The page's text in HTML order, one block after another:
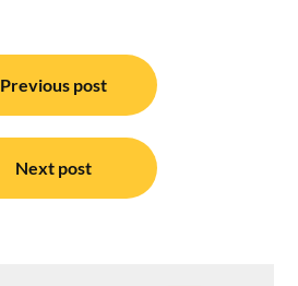
Previous post
Next post